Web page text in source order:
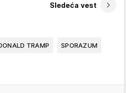
Sledeća vest
TRAMP SPORAZUM